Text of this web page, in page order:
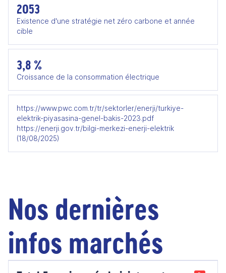
2053
Existence d'une stratégie net zéro carbone et année
cible
3,8 %
Croissance de la consommation électrique
https://www.pwc.com.tr/tr/sektorler/enerji/turkiye-
elektrik-piyasasina-genel-bakis-2023.pdf
https://enerji.gov.tr/bilgi-merkezi-enerji-elektrik
(18/08/2025)
Nos dernières
infos marchés